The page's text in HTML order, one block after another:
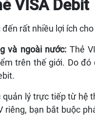
VISA Debit
rất nhiều lợi ích
và ngoài nước: Thẻ
trên thế giới. Do
lý trực tiếp từ hệ
riêng, bạn bắt buộc